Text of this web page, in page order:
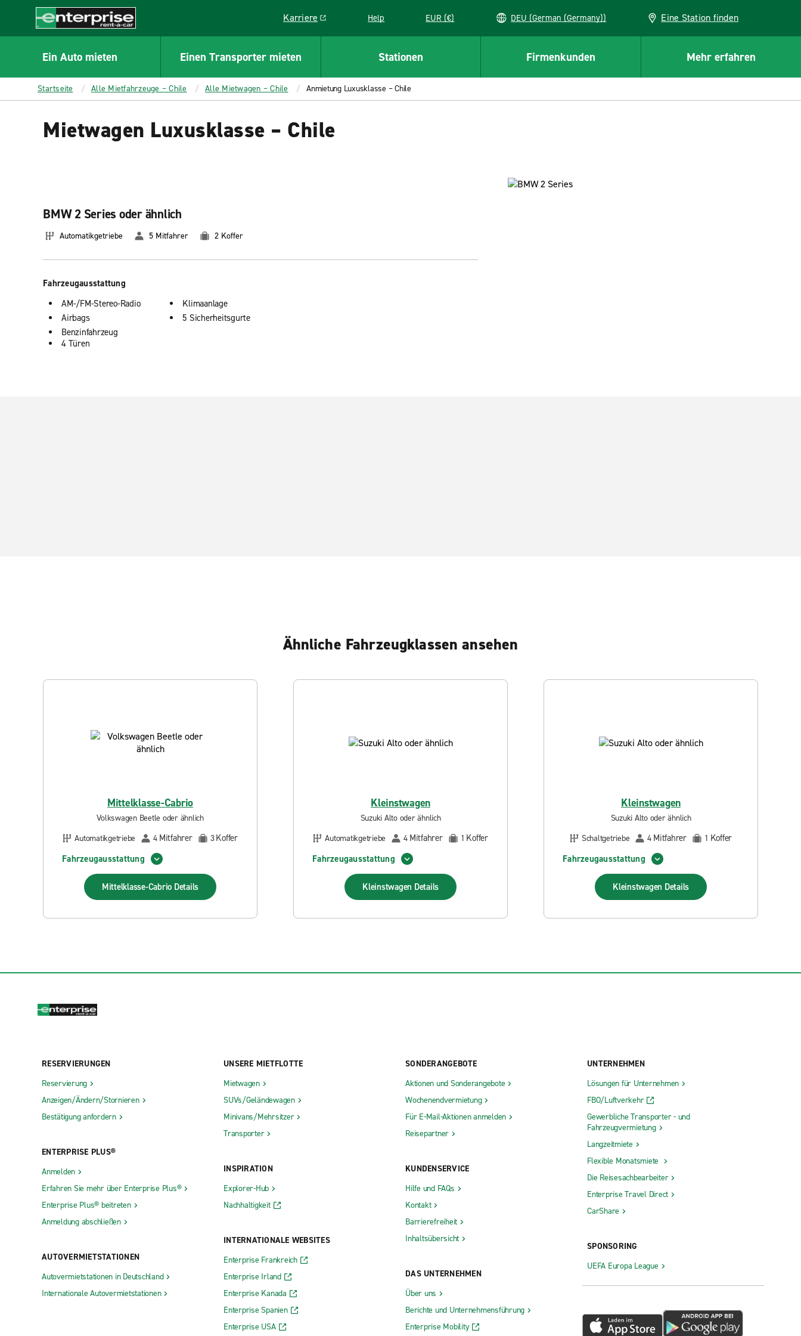
CONTENT
Enterprise
Karriere
Link opens in a new window
Help EUR (€) DEU (German (Germany)) Eine Station finden
Ein Auto mieten Einen Transporter mieten Stationen Firmenkunden Mehr erfahren
Startseite Alle Mietfahrzeuge – Chile Alle Mietwagen – Chile Anmietung Luxusklasse – Chile
Mietwagen Luxusklasse – Chile
BMW 2 Series oder ähnlich
Automatikgetriebe 5 Mitfahrer 2 Koffer
Fahrzeugausstattung
AM-/FM-Stereo-Radio
Airbags
Benzinfahrzeug
Klimaanlage
5 Sicherheitsgurte
4 Türen
Ähnliche Fahrzeugklassen ansehen
Mittelklasse-Cabrio
Volkswagen Beetle oder ähnlich
Automatikgetriebe
4 Mitfahrer 3Koffer
Fahrzeugausstattung
Mittelklasse-Cabrio Details
Kleinstwagen
Suzuki Alto oder ähnlich
Automatikgetriebe
4 Mitfahrer 1 Koffer
Fahrzeugausstattung
Kleinstwagen Details
Kleinstwagen
Suzuki Alto oder ähnlich
Schaltgetriebe
4 Mitfahrer 1 Koffer
Fahrzeugausstattung
Kleinstwagen Details
RESERVIERUNGEN
Reservierung
Anzeigen/Ändern/Stornieren
Bestätigung anfordern
ENTERPRISE PLUS®
Anmelden
Erfahren Sie mehr über Enterprise Plus®
Enterprise Plus® beitreten
Anmeldung abschließen
AUTOVERMIETSTATIONEN
Autovermietstationen in Deutschland
Internationale Autovermietstationen
UNSERE MIETFLOTTE
Mietwagen
SUVs/Geländewagen
Minivans/Mehrsitzer
Transporter
INSPIRATION
Explorer-Hub
Nachhaltigkeit
INTERNATIONALE WEBSITES
Enterprise Frankreich
Enterprise Irland
Enterprise Kanada
Enterprise Spanien
Enterprise USA
SONDERANGEBOTE
Aktionen und Sonderangebote
Wochenendvermietung
Für E-Mail-Aktionen anmelden
Reisepartner
KUNDENSERVICE
Hilfe und FAQs
Kontakt
Barrierefreiheit
Inhaltsübersicht
DAS UNTERNEHMEN
Über uns
Berichte und Unternehmensführung
Enterprise Mobility
UNTERNEHMEN
Lösungen für Unternehmen
FBO/Luftverkehr
Gewerbliche Transporter - und
Fahrzeugvermietung
Langzeitmiete
Flexible Monatsmiete
Die Reisesachbearbeiter
Enterprise Travel Direct
CarShare
SPONSORING
UEFA Europa League